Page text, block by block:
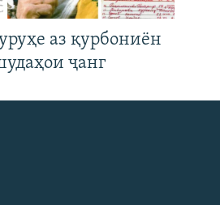
аз қурбониён
ҷанг